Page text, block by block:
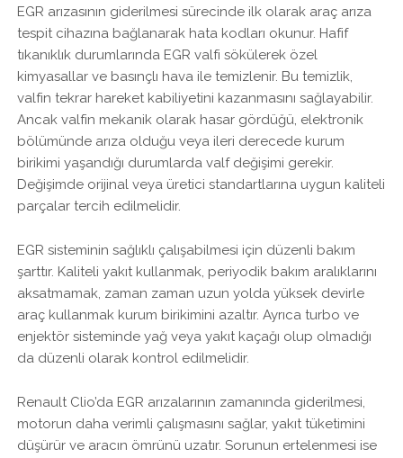
EGR arızasının giderilmesi sürecinde ilk olarak araç arıza
tespit cihazına bağlanarak hata kodları okunur. Hafif
tıkanıklık durumlarında EGR valfi sökülerek özel
kimyasallar ve basınçlı hava ile temizlenir. Bu temizlik,
valfin tekrar hareket kabiliyetini kazanmasını sağlayabilir.
Ancak valfin mekanik olarak hasar gördüğü, elektronik
bölümünde arıza olduğu veya ileri derecede kurum
birikimi yaşandığı durumlarda valf değişimi gerekir.
Değişimde orijinal veya üretici standartlarına uygun kaliteli
parçalar tercih edilmelidir.
EGR sisteminin sağlıklı çalışabilmesi için düzenli bakım
şarttır. Kaliteli yakıt kullanmak, periyodik bakım aralıklarını
aksatmamak, zaman zaman uzun yolda yüksek devirle
araç kullanmak kurum birikimini azaltır. Ayrıca turbo ve
enjektör sisteminde yağ veya yakıt kaçağı olup olmadığı
da düzenli olarak kontrol edilmelidir.
Renault Clio’da EGR arızalarının zamanında giderilmesi,
motorun daha verimli çalışmasını sağlar, yakıt tüketimini
düşürür ve aracın ömrünü uzatır. Sorunun ertelenmesi ise